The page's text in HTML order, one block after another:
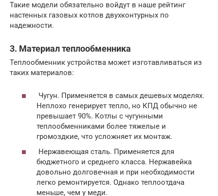
Такие модели обязательно войдут в наше рейтинг
настенных газовых котлов двухконтурных по
надежности.
3. Материал теплообменника
Теплообменник устройства может изготавливаться из
таких материалов:
Чугун. Применяется в самых дешевых моделях.
Неплохо генерирует тепло, но КПД обычно не
превышает 90%. Котлы с чугунными
теплообменниками более тяжелые и
громоздкие, что усложняет их монтаж.
Нержавеющая сталь. Применяется для
бюджетного и среднего класса. Нержавейка
довольно долговечная и при необходимости
легко ремонтируется. Однако теплоотдача
меньше, чем у меди.